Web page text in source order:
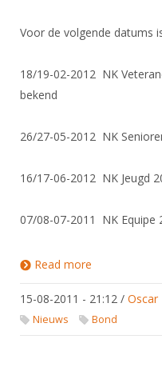
Contact
Samenwerking
Verenigingsondersteuning
Oprichting Vereniging
KNAS Keurmerk
NK's
JPT
JEC
Aanvragen van
Import inschrijvingen uit
Nieuws
Opleidingen
Bibliotheek
ALV
Voor de volgende datums
18/19-02-2012 NK
bekend
26/27-05-2012 NK
16/17-06-2012 NK Jeugd
07/08-07-2011 NK Equipe
Read more
15-08-2011 - 21:12 / Oscar
Nieuws Bond